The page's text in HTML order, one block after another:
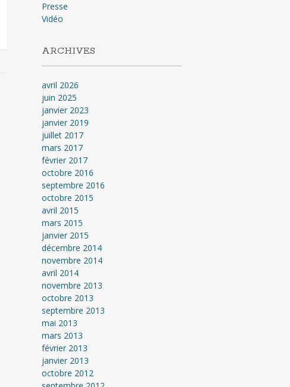
Presse
Vidéo
ARCHIVES
avril 2026
juin 2025
janvier 2023
janvier 2019
juillet 2017
mars 2017
février 2017
octobre 2016
septembre 2016
octobre 2015
avril 2015
mars 2015
janvier 2015
décembre 2014
novembre 2014
avril 2014
novembre 2013
octobre 2013
septembre 2013
mai 2013
mars 2013
février 2013
janvier 2013
octobre 2012